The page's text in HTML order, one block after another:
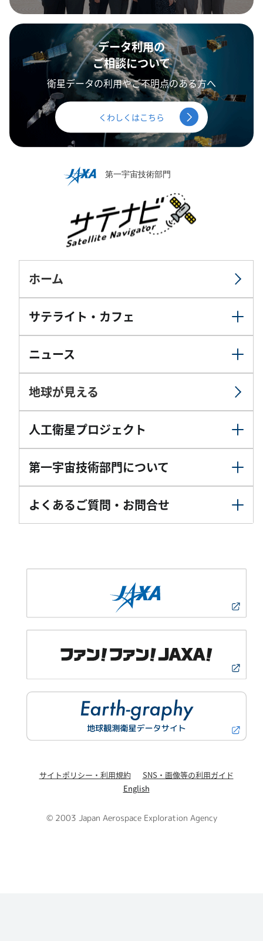
データ利用の
ご相談について
衛星データの利用やご不明点のある方へ
くわしくはこちら
ホーム
サテライト・カフェ
ニュース
地球が見える
人工衛星プロジェクト
第一宇宙技術部門について
よくあるご質問・お問合せ
サイトポリシー・利用規約
SNS・画像等の利用ガイド
English
© 2003 Japan Aerospace Exploration Agency